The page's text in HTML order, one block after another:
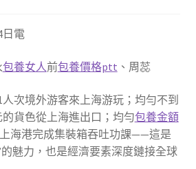
日電
包養女人前包養價格ptt 、周蕊
次境外游客來上海游玩；均勻不到
貨色從上海進出口；均勻包養金額
海港完成集裝箱吞吐功課——這是
魅力，也是經濟要素深度鏈接全球